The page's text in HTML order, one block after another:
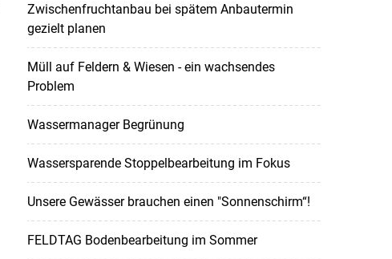
Zwischenfruchtanbau bei spätem Anbautermin
gezielt planen
Müll auf Feldern & Wiesen - ein wachsendes
Problem
Wassermanager Begrünung
Wassersparende Stoppelbearbeitung im Fokus
Unsere Gewässer brauchen einen "Sonnenschirm“!
FELDTAG Bodenbearbeitung im Sommer